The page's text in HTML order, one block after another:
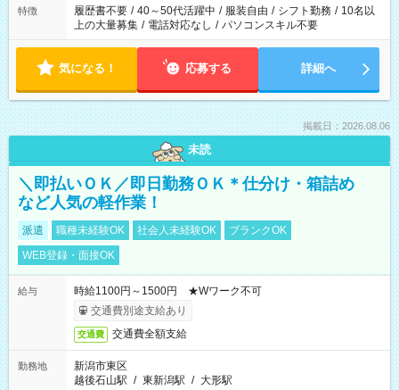
合は応募できません。
特徴 履歴書不要 / 40～50代活躍中 / 服装自由 / シフト勤務 / 10名以
上の大量募集 / 電話対応なし / パソコンスキル不要
気になる！ 応募する 詳細へ
掲載日：2026.08.06
未読
＼即払いＯＫ／即日勤務ＯＫ＊仕分け・箱詰め
など人気の軽作業！
派遣 職種未経験OK 社会人未経験OK
ブランクOK
WEB登録・面接OK
給与
時給1100円～1500円 ★Wワーク不可
交通費別途支給あり
交通費 交通費全額支給
勤務地
新潟市東区
越後石山駅 / 東新潟駅 / 大形駅